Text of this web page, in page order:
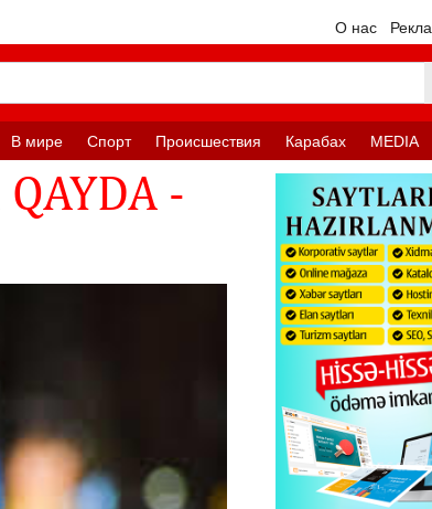
О нас
В мире Спорт Происшествия Карабах MEDIA
QAYDA -